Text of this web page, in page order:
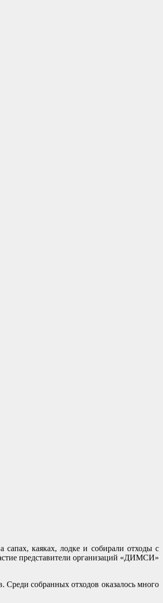
каяках, лодке и собирали отходы с
представители организаций «ДИМСИ»
собранных отходов оказалось много